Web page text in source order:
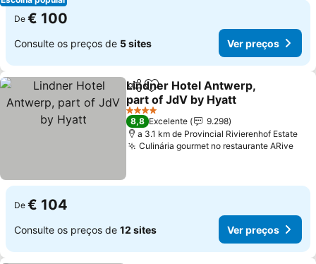
De € 100
Consulte os preços de 5 sites Ver preços
PartilharAdicionar aos favoritos
Lindner Hotel Antwerp,
part of JdV by Hyatt
Ver preços
4 Estrelas
8,8 Excelente
9.298
a 3.1 km de Provincial Rivierenhof Estate
Culinária gourmet no restaurante ARiveVer
De € 104
Consulte os preços de 12 sites Ver preços